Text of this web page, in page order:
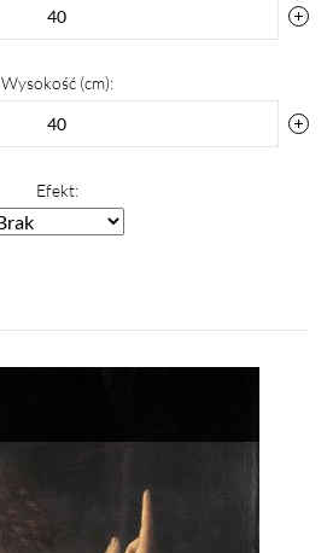
Wysokość (cm):
Efekt: